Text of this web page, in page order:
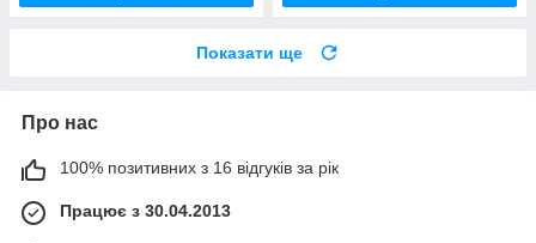
Показати ще
Про нас
100% позитивних з 16 відгуків за рік
Працює з 30.04.2013